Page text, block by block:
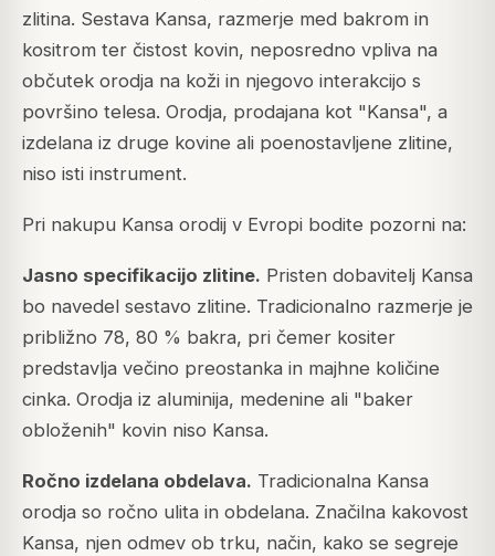
zlitina. Sestava Kansa, razmerje med bakrom in
kositrom ter čistost kovin, neposredno vpliva na
občutek orodja na koži in njegovo interakcijo s
površino telesa. Orodja, prodajana kot "Kansa", a
izdelana iz druge kovine ali poenostavljene zlitine,
niso isti instrument.
Pri nakupu Kansa orodij v Evropi bodite pozorni na:
Jasno specifikacijo zlitine. Pristen dobavitelj Kansa
bo navedel sestavo zlitine. Tradicionalno razmerje je
približno 78, 80 % bakra, pri čemer kositer
predstavlja večino preostanka in majhne količine
cinka. Orodja iz aluminija, medenine ali "baker
obloženih" kovin niso Kansa.
Ročno izdelana obdelava. Tradicionalna Kansa
orodja so ročno ulita in obdelana. Značilna kakovost
Kansa, njen odmev ob trku, način, kako se segreje